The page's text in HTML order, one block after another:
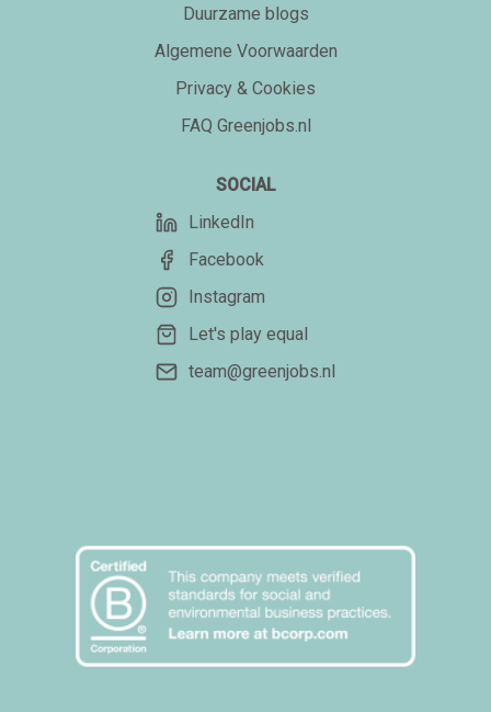
Duurzame blogs
Algemene Voorwaarden
Privacy & Cookies
FAQ Greenjobs.nl
SOCIAL
LinkedIn
Facebook
Instagram
Let's play equal
team@greenjobs.nl